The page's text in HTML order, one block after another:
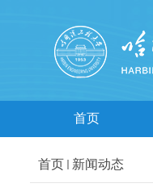
首页
首页 新闻动态